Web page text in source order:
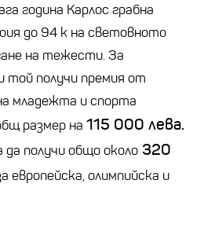
година Карлос грабна
до 94 к на световното
на тежести. За
той получи премия от
младежта и спорта
размер на 115 000 лева.
да получи общо около 320
европейска, олимпийска и